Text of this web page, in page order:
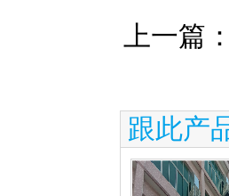
上一篇
跟此产